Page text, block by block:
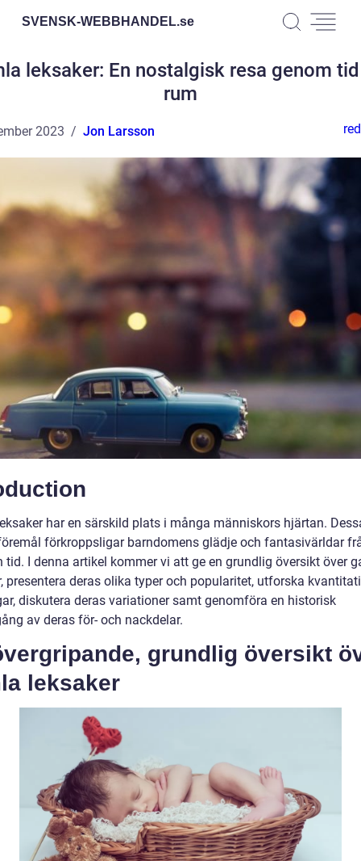
SVENSK-WEBBHANDEL.se
leksaker: En nostalgisk resa genom
rum
2023 Jon Larsson
har en särskild plats i många människors hjärtan.
förkroppsligar barndomens glädje och fantasivärldar
tid. I denna artikel kommer vi att ge en grundlig översikt över
presentera deras olika typer och popularitet, utforska
diskutera deras variationer samt genomföra en historisk
av deras för- och nackdelar.
grundlig översikt
leksaker